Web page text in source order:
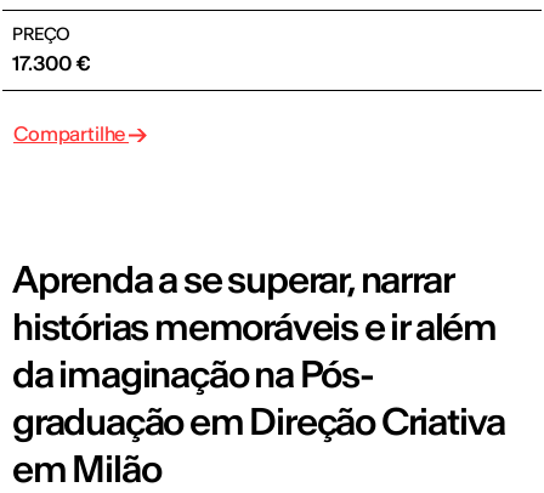
PREÇO
17.300 €
Compartilhe
Aprenda a se superar, narrar
histórias memoráveis e ir além
da imaginação na Pós-
graduação em Direção Criativa
em Milão